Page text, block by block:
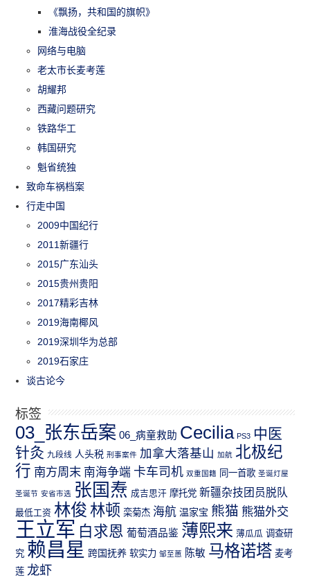
《飘扬，共和国的旗帜》
淮海战役全纪录
网络与电脑
老太市长麦考莲
胡耀邦
西藏问题研究
铁路华工
韩国研究
魁省统独
致命车祸档案
行走中国
2009中国纪行
2011新疆行
2015广东汕头
2015贵州贵阳
2017精彩吉林
2019海南椰风
2019深圳华为总部
2019石家庄
谈古论今
标签
03_张东岳案 06_病童救助 Cecilia PS3 中医
针灸 九段线 人头税 刑事案件 加拿大落基山 加航 北极纪
行 南方周末 南海争端 卡车司机 双重国籍 同一首歌 圣诞灯屋
圣诞节 安省市选 张国焘 成吉思汗 摩托党 新疆杂技团员脱队
最低工资 林俊 林顿 栾菊杰 海航 温家宝 熊猫 熊猫外交
王立军 白求恩 葡萄酒品鉴 薄熙来 薄瓜瓜 调查研
究 赖昌星 跨国抚养 软实力 邹至蕙 陈敏 马格诺塔 麦考
莲 龙虾